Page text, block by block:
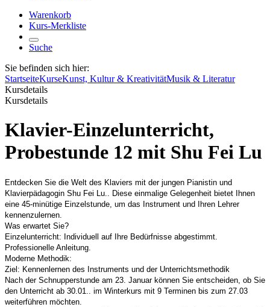
Warenkorb
Kurs-Merkliste
Suche
Sie befinden sich hier:
StartseiteKurseKunst, Kultur & KreativitätMusik & Literatur
Kursdetails
Kursdetails
Klavier-Einzelunterricht,
Probestunde 12 mit Shu Fei Lu
Entdecken Sie die Welt des Klaviers mit der jungen Pianistin und
Klavierpädagogin Shu Fei Lu.. Diese einmalige Gelegenheit bietet Ihnen
eine 45-minütige Einzelstunde, um das Instrument und Ihren Lehrer
kennenzulernen.
Was erwartet Sie?
Einzelunterricht: Individuell auf Ihre Bedürfnisse abgestimmt.
Professionelle Anleitung.
Moderne Methodik:
Ziel: Kennenlernen des Instruments und der Unterrichtsmethodik
Nach der Schnupperstunde am 23. Januar können Sie entscheiden, ob Sie
den Unterricht ab 30.01.. im Winterkurs mit 9 Terminen bis zum 27.03
weiterführen möchten.